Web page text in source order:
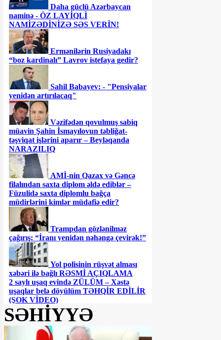
Daha güclü Azərbaycan
naminə - ÖZ LAYİQLİ
NAMİZƏDİNİZƏ SƏS VERİN!
Ermənilərin Rusiyadakı
“boz kardinalı” Lavrov istefaya gedir?
Sahil Babayev: - "Pensiyalar
yenidən artırılacaq"
Vəzifədən qovulmuş sabiq
müavin Şahin İsmayılovun təbliğat-
təşviqat işlərini aparır – Beyləqanda
NARAZILIQ
AMİ-nin Qazax və Gəncə
filalından saxta diplom əldə ediblər –
Füzulidə saxta diplomlu bağça
müdirlərini kimlər müdafiə edir?
Trampdan gözlənilməz
çağırış: “İranı yenidən nəhəngə çevirək!”
Yol polisinin rüşvət alması
xəbəri ilə bağlı RƏSMİ AÇIQLAMA
2 saylı uşaq evində ZÜLÜM – Xəstə
uşaqlar belə döyülüm TƏHQİR EDİLİR
(ŞOK VİDEO)
Ceyhun Bayramovdan yeni
TƏYİNAT
SƏHİYYƏ